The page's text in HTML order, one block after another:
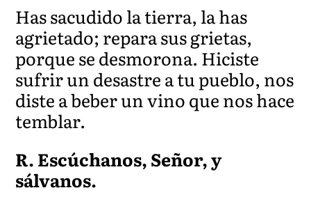
Has sacudido la tierra, la has
agrietado; repara sus grietas,
porque se desmorona. Hiciste
sufrir un desastre a tu pueblo, nos
diste a beber un vino que nos hace
temblar.
R. Escúchanos, Señor, y
sálvanos.